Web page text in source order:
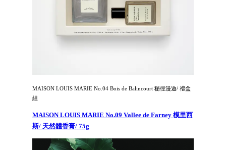
MAISON LOUIS MARIE No.04 Bois de Balincourt 秘徑漫遊/ 禮盒
組
MAISON LOUIS MARIE No.09 Vallee de Farney 模里西
斯/ 天然體香膏/ 75g